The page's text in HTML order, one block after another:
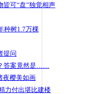
皆可“盘”独觉相声
种树1.7万棵
提问
答案竟然是……
夜樱美如画
力付出堪比建楼